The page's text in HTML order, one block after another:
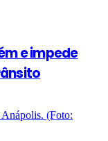
e impede